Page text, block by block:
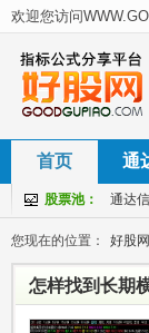
首页 通
股票池： 通达
您现在的位置： 好股网
怎样找到长期
仓！